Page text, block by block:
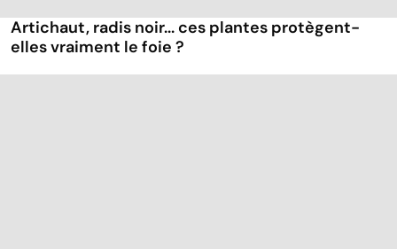
Artichaut, radis noir... ces plantes protègent-
elles vraiment le foie ?